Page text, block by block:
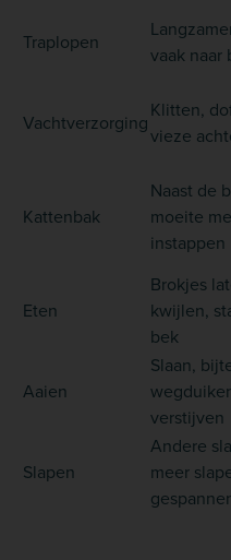
Traplopen
vaak naar
Vachtverzorging
Klitten,
vieze
Kattenbak
Naast de
moeite
instappen
Eten
Brokjes
kwijlen,
bek
Aaien
Slaan,
verstijven
Slapen
Andere
meer